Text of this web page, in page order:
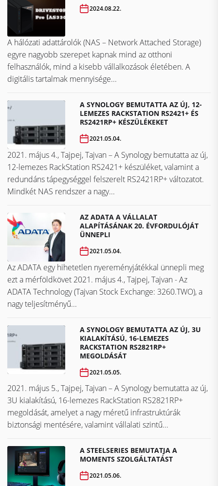
2024.08.22.
A hálózati adattárolók (NAS – Network Attached Storage)
egyre nagyobb szerepet kapnak mind az otthoni
felhasználók, mind a kisebb vállalkozások életében. A
digitális tartalmak mennyisége...
A SYNOLOGY BEMUTATTA AZ ÚJ, 12-
LEMEZES RACKSTATION RS2421+ ÉS
RS2421RP+ KÉSZÜLÉKEKET
2021.05.04.
2021. május 4., Tajpej, Tajvan – A Synology bemutatta az új,
12-lemezes RackStation RS2421+ készüléket, valamint a
redundáns tápegységgel felszerelt RS2421RP+ változatot.
Mindkét NAS rendszer a nagy...
AZ ADATA A VÁLLALAT
ALAPÍTÁSÁNAK 20. ÉVFORDULÓJÁT
ÜNNEPLI
2021.05.04.
Az ADATA egy hihetetlen nyereményjátékkal ünnepli meg
ezt a mérföldkövet ​​​​​​​2021. május 4., Tajpej, Tajvan - Az
ADATA Technology (Tajvan Stock Exchange: 3260.TWO), a
nagy teljesítményű...
A SYNOLOGY BEMUTATTA AZ ÚJ, 3U
KIALAKÍTÁSÚ, 16-LEMEZES
RACKSTATION RS2821RP+
MEGOLDÁSÁT
2021.05.05.
2021. május 5., Tajpej, Tajvan – A Synology bemutatta az új,
3U kialakítású, 16-lemezes RackStation RS2821RP+
megoldását, amelyet a nagy méretű infrastruktúrák
biztonsági mentésére, valamint vállalati szintű...
A STEELSERIES BEMUTATJA A
MOMENTS SZOLGÁLTATÁST
2021.05.06.